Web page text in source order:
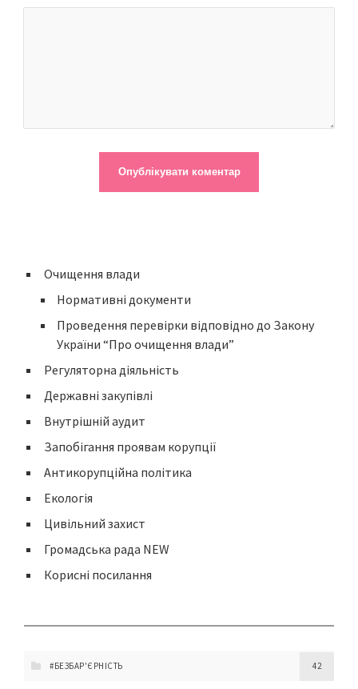
Очищення влади
Нормативні документи
Проведення перевірки відповідно до Закону
України “Про очищення влади”
Регуляторна діяльність
Державні закупівлі
Внутрішній аудит
Запобігання проявам корупції
Антикорупційна політика
Екологія
Цивільний захист
Громадська рада NEW
Корисні посилання
#БЕЗБАР'ЄРНІСТЬ 42